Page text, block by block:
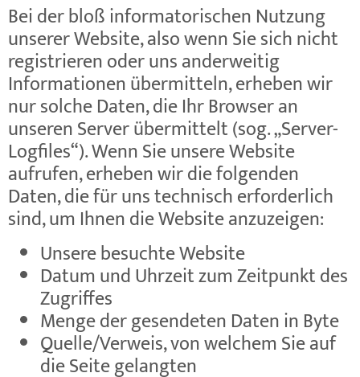
Bei der bloß informatorischen Nutzung
unserer Website, also wenn Sie sich nicht
registrieren oder uns anderweitig
Informationen übermitteln, erheben wir
nur solche Daten, die Ihr Browser an
unseren Server übermittelt (sog. „Server-
Logfiles“). Wenn Sie unsere Website
aufrufen, erheben wir die folgenden
Daten, die für uns technisch erforderlich
sind, um Ihnen die Website anzuzeigen:
Unsere besuchte Website
Datum und Uhrzeit zum Zeitpunkt des
Zugriffes
Menge der gesendeten Daten in Byte
Quelle/Verweis, von welchem Sie auf
die Seite gelangten